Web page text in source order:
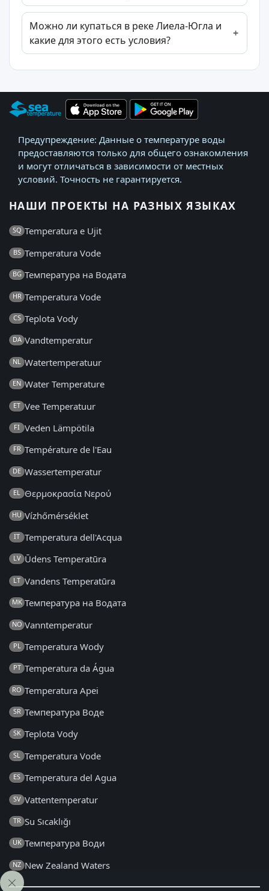
Можно ли купаться в реке Лиела-Югла и
какие для этого есть условия?
Предупреждение: Данные о температуре воды
предоставляются только для общего ознакомления
и могут отличаться в зависимости от местных
условий. Точность не гарантируется.
НАШИ ПРОЕКТЫ НА РАЗНЫХ ЯЗЫКАХ
SQ Temperatura e Ujit
BS Temperatura Vode
BG Температура на Водата
HR Temperatura Vode
CS Teplota Vody
DA Vandtemperatur
NL Watertemperatuur
EN Water Temperature
ET Vee Temperatuur
FI Veden Lämpötila
FR Température de l'Eau
DE Wassertemperatur
EL Θερμοκρασία Νερού
HU Vízhőmérséklet
IT Temperatura dell'Acqua
LV Ūdens Temperatūra
LT Vandens Temperatūra
MK Температура на Водата
NO Vanntemperatur
PL Temperatura Wody
PT Temperatura da Água
RO Temperatura Apei
SR Температура Воде
SK Teplota Vody
SL Temperatura Vode
ES Temperatura del Agua
SV Vattentemperatur
TR Su Sıcaklığı
UK Температура Води
NZ New Zealand Waters